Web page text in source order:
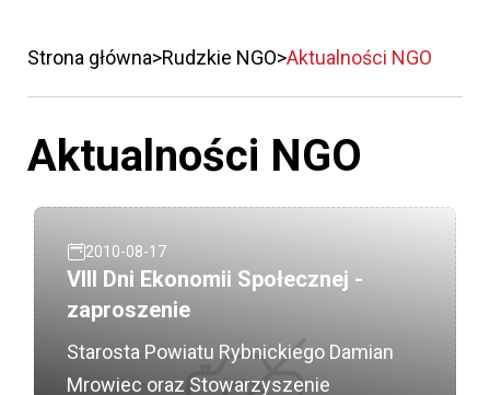
Strona główna Rudzkie NGO Aktualności NGO
Aktualności NGO
2010-08-17
VIII Dni Ekonomii Społecznej -
zaproszenie
Starosta Powiatu Rybnickiego Damian
Mrowiec oraz Stowarzyszenie